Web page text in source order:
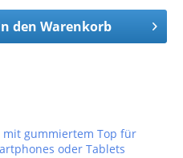
den Warenkorb
gummiertem Top für
oder Tablets